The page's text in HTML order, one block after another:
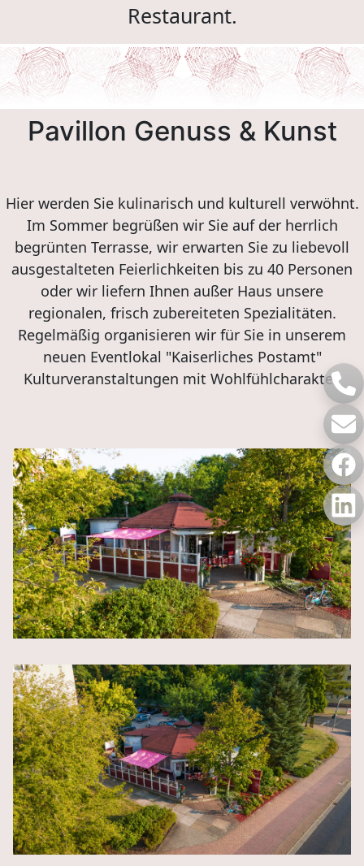
Restaurant.
Pavillon Genuss & Kunst
Hier werden Sie kulinarisch und kulturell verwöhnt.
Im Sommer begrüßen wir Sie auf der herrlich
begrünten Terrasse, wir erwarten Sie zu liebevoll
ausgestalteten Feierlichkeiten bis zu 40 Personen
oder wir liefern Ihnen außer Haus unsere
regionalen, frisch zubereiteten Spezialitäten.
Regelmäßig organisieren wir für Sie in unserem
neuen Eventlokal "Kaiserliches Postamt"
Kulturveranstaltungen mit Wohlfühlcharakter.